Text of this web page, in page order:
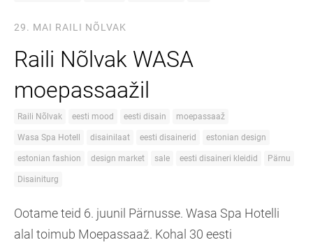
29. MAI RAILI NÕLVAK
Raili Nõlvak WASA
moepassaažil
Raili Nõlvak eesti mood eesti disain moepassaaž
Wasa Spa Hotell disainilaat eesti disainerid estonian design
estonian fashion design market sale eesti disaineri kleidid Pärnu
Disainiturg
Ootame teid 6. juunil Pärnusse. Wasa Spa Hotelli
alal toimub Moepassaaž. Kohal 30 eesti